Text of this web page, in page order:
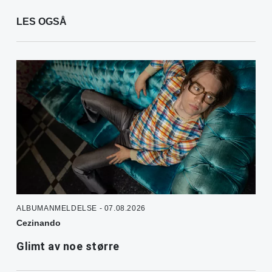
LES OGSÅ
ALBUMANMELDELSE - 07.08.2026
Cezinando
Glimt av noe større